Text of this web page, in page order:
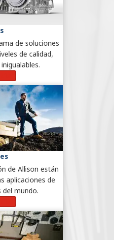
de soluciones
de calidad,
de Allison están
aplicaciones de
del mundo.